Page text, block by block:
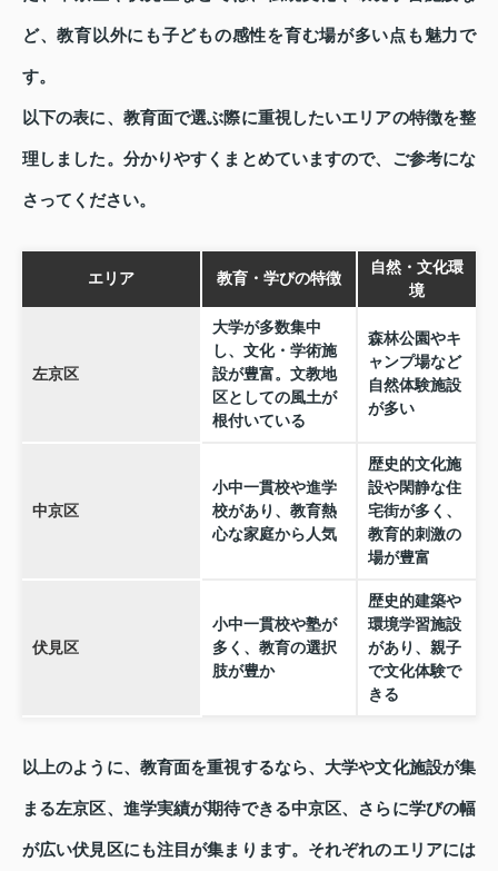
ど、教育以外にも子どもの感性を育む場が多い点も魅力で
す。
以下の表に、教育面で選ぶ際に重視したいエリアの特徴を整
理しました。分かりやすくまとめていますので、ご参考にな
さってください。
エリア 教育・学びの特徴
自然・文化環
境
左京区
大学が多数集中
し、文化・学術施
設が豊富。文教地
区としての風土が
根付いている
森林公園やキ
ャンプ場など
自然体験施設
が多い
中京区
小中一貫校や進学
校があり、教育熱
心な家庭から人気
歴史的文化施
設や閑静な住
宅街が多く、
教育的刺激の
場が豊富
伏見区
小中一貫校や塾が
多く、教育の選択
肢が豊か
歴史的建築や
環境学習施設
があり、親子
で文化体験で
きる
以上のように、教育面を重視するなら、大学や文化施設が集
まる左京区、進学実績が期待できる中京区、さらに学びの幅
が広い伏見区にも注目が集まります。それぞれのエリアには